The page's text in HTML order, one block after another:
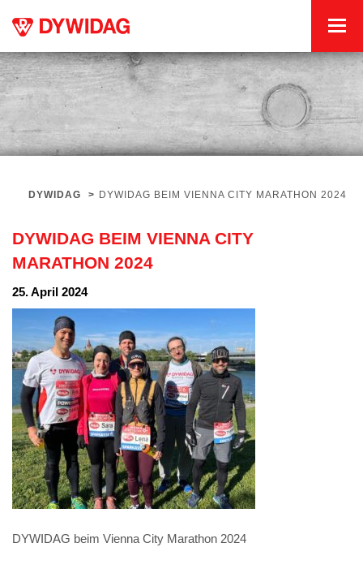
DYWIDAG > DYWIDAG BEIM VIENNA CITY MARATHON 2024
DYWIDAG BEIM VIENNA CITY
MARATHON 2024
25. April 2024
DYWIDAG beim Vienna City Marathon 2024